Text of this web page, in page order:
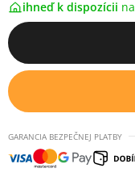
ihneď k dispozícii na
GARANCIA BEZPEČNEJ PLATBY